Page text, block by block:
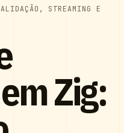
STREAMING E
Zig: